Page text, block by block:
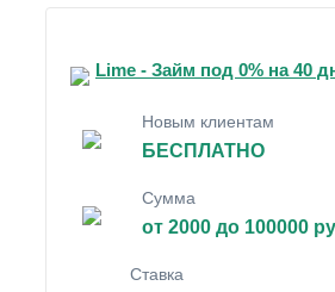
Lime - Займ под 0% на 40
Новым клиентам
БЕСПЛАТНО
Сумма
от 2000 до 100000
Ставка